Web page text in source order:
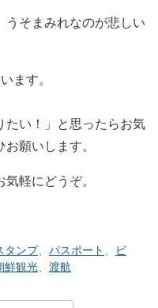
そまみれなのが悲しい
ます。
い！」と思ったらお気
願いします。
気軽にどうぞ。
タンプ、 パスポート
ビ
鮮観光 渡航